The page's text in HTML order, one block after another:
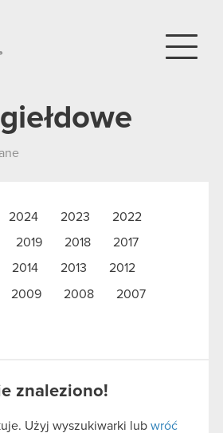
2024 2023
2022
2019 2018
2017
2014 2013 2012
2009 2008 2007
znaleziono!
Użyj wyszukiwarki lub wróć